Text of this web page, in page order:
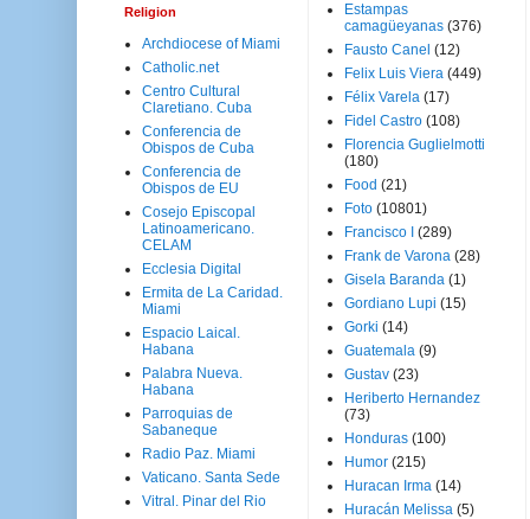
Religion
Archdiocese of Miami
Catholic.net
Centro Cultural
Claretiano. Cuba
Conferencia de
Obispos de Cuba
Conferencia de
Obispos de EU
Cosejo Episcopal
Latinoamericano.
CELAM
Ecclesia Digital
Ermita de La Caridad.
Miami
Espacio Laical.
Habana
Palabra Nueva.
Habana
Parroquias de
Sabaneque
Radio Paz. Miami
Vaticano. Santa Sede
Vitral. Pinar del Rio
Estampas
camagüeyanas (376)
Fausto Canel (12)
Felix Luis Viera (449)
Félix Varela (17)
Fidel Castro (108)
Florencia Guglielmotti
(180)
Food (21)
Foto (10801)
Francisco I
(289)
Frank de Varona (28)
Gisela Baranda (1)
Gordiano Lupi (15)
Gorki (14)
Guatemala (9)
Gustav (23)
Heriberto Hernandez
(73)
Honduras (100)
Humor (215)
Huracan Irma (14)
Huracán Melissa (5)